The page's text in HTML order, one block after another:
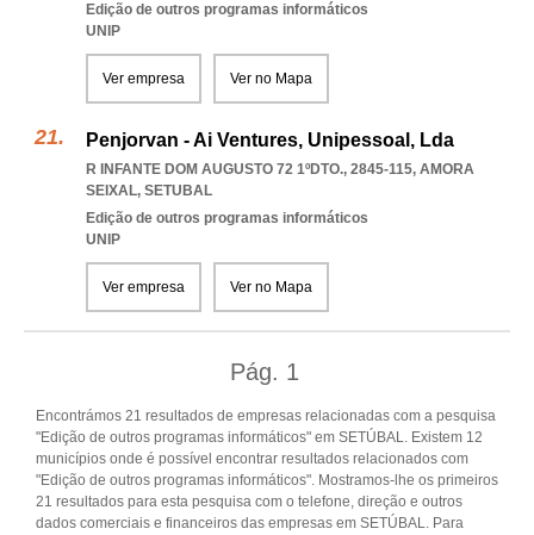
Edição de outros programas informáticos
UNIP
Ver empresa Ver no Mapa
Penjorvan - Ai Ventures, Unipessoal, Lda
R INFANTE DOM AUGUSTO 72 1ºDTO., 2845-115, AMORA
SEIXAL, SETUBAL
Edição de outros programas informáticos
UNIP
Ver empresa Ver no Mapa
Pág. 1
Encontrámos 21 resultados de empresas relacionadas com a pesquisa
"Edição de outros programas informáticos" em SETÚBAL. Existem 12
municípios onde é possível encontrar resultados relacionados com
"Edição de outros programas informáticos". Mostramos-lhe os primeiros
21 resultados para esta pesquisa com o telefone, direção e outros
dados comerciais e financeiros das empresas em SETÚBAL. Para